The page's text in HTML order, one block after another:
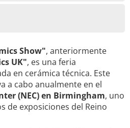
Show", anteriormente
UK", es una feria
en cerámica técnica. Este
a cabo anualmente en el
(NEC) en Birmingham, uno
de exposiciones del Reino